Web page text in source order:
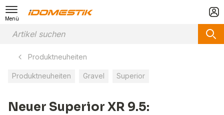
Menü
Produktneuheiten
Produktneuheiten Gravel Superior
Neuer Superior XR 9.5: